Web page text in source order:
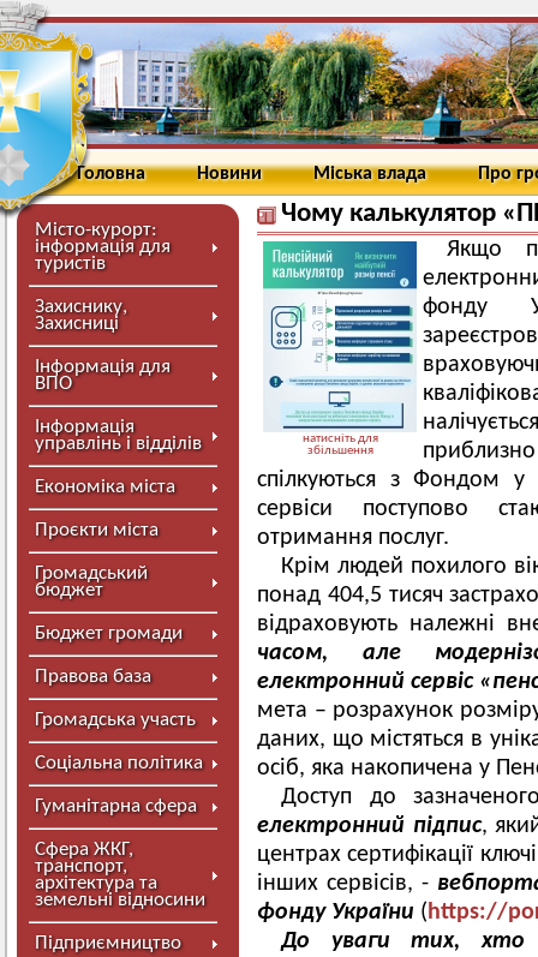
Головна Новини Міська влада Про
Місто-курорт:
інформація для
туристів
Захиснику,
Захисниці
Інформація для
ВПО
Інформація
управлінь і відділів
Економіка міста
Проєкти міста
Громадський
бюджет
Бюджет громади
Правова база
Громадська участь
Соціальна політика
Гуманітарна сфера
Сфера ЖКГ,
транспорт,
архітектура та
земельні відносини
Підприємництво
Чому калькулятор
натисніть для
збільшення
Якщо
фонду
спілкуються з Фондом у
сервіси поступово
отримання послуг.
Крім людей похилого
понад 404,5 тисяч
відраховують належні
часом, але
електронний сервіс
мета – розрахунок
даних, що містяться в
осіб, яка накопичена у
Доступ до
електронний підпис,
центрах сертифікації
інших сервісів, -
фонду України (https://
До уваги тих, хто